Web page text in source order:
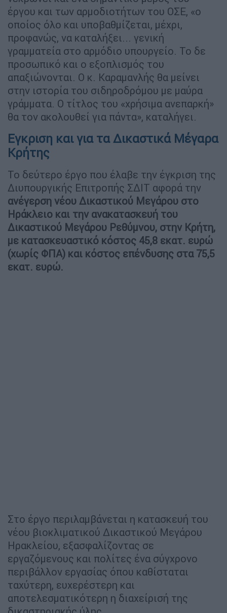
έργου και των αρμοδιοτήτων του ΟΣΕ, «ο
οποίος όλο και υποβαθμίζεται, μέχρι,
προφανώς, να καταλήξει... γενική
γραμματεία στο αρμόδιο υπουργείο. Το δε
προσωπικό και ο εξοπλισμός του
απαξιώνονται. Ο κ. Καραμανλής θα μείνει
στην ιστορία του σιδηροδρόμου με μαύρα
γράμματα. Ο τίτλος του «χρήσιμα ανεπαρκή»
θα τον ακολουθεί για πάντα», καταλήγει.
Εγκριση και για τα Δικαστικά Μέγαρα
Κρήτης
Το δεύτερο έργο που έλαβε την έγκριση της
Διυπουργικής Επιτροπής ΣΔΙΤ αφορά την
ανέγερση νέου Δικαστικού Μεγάρου στο
Ηράκλειο και την ανακατασκευή του
Δικαστικού Μεγάρου Ρεθύμνου, στην Κρήτη,
με κατασκευαστικό κόστος 45,8 εκατ. ευρώ
(χωρίς ΦΠΑ) και κόστος επένδυσης στα 75,5
εκατ. ευρώ.
Στο έργο περιλαμβάνεται η κατασκευή του
νέου βιοκλιματικού Δικαστικού Μεγάρου
Ηρακλείου, εξασφαλίζοντας σε
εργαζόμενους και πολίτες ένα σύγχρονο
περιβάλλον εργασίας όπου καθίσταται
ταχύτερη, ευχερέστερη και
αποτελεσματικότερη η διαχείρισή της